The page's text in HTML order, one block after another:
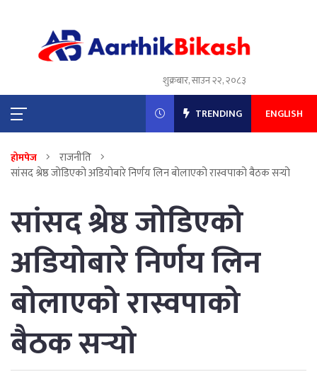
शुक्रबार, साउन २२, २०८३
TRENDING ENGLISH
होमपेज
राजनीति
सांसद श्रेष्ठ जोडिएको अडियोबारे निर्णय लिन बोलाएको रास्वपाको बैठक सर्‍यो
सांसद श्रेष्ठ जोडिएको
अडियोबारे निर्णय लिन
बोलाएको रास्वपाको
बैठक सर्‍यो